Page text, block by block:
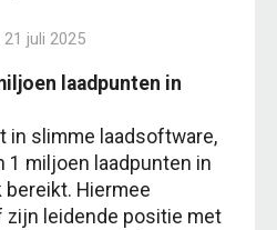
21 juli 2025
laadpunten in
in slimme laadsoftware,
1 miljoen laadpunten in
Hiermee
leidende positie met